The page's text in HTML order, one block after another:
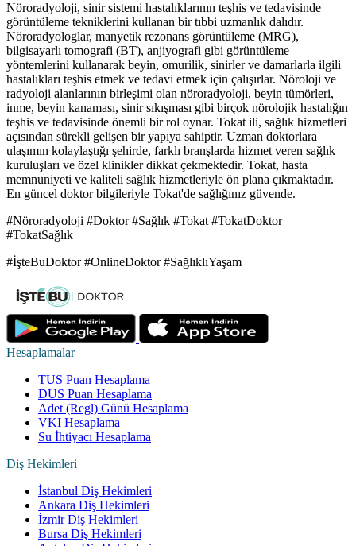
Nöroradyoloji, sinir sistemi hastalıklarının teşhis ve tedavisinde
görüntüleme tekniklerini kullanan bir tıbbi uzmanlık dalıdır.
Nöroradyologlar, manyetik rezonans görüntüleme (MRG),
bilgisayarlı tomografi (BT), anjiyografi gibi görüntüleme
yöntemlerini kullanarak beyin, omurilik, sinirler ve damarlarla ilgili
hastalıkları teşhis etmek ve tedavi etmek için çalışırlar. Nöroloji ve
radyoloji alanlarının birleşimi olan nöroradyoloji, beyin tümörleri,
inme, beyin kanaması, sinir sıkışması gibi birçok nörolojik hastalığın
teşhis ve tedavisinde önemli bir rol oynar. Tokat ili, sağlık hizmetleri
açısından sürekli gelişen bir yapıya sahiptir. Uzman doktorlara
ulaşımın kolaylaştığı şehirde, farklı branşlarda hizmet veren sağlık
kuruluşları ve özel klinikler dikkat çekmektedir. Tokat, hasta
memnuniyeti ve kaliteli sağlık hizmetleriyle ön plana çıkmaktadır.
En güncel doktor bilgileriyle Tokat'de sağlığınız güvende.
#Nöroradyoloji #Doktor #Sağlık #Tokat #TokatDoktor
#TokatSağlık
#İşteBuDoktor #OnlineDoktor #SağlıklıYaşam
Hesaplamalar
TUS Puan Hesaplama
DUS Puan Hesaplama
Adet (Regl) Günü Hesaplama
VKI Hesaplama
Su İhtiyacı Hesaplama
Diş Hekimleri
İstanbul Diş Hekimleri
Ankara Diş Hekimleri
İzmir Diş Hekimleri
Bursa Diş Hekimleri